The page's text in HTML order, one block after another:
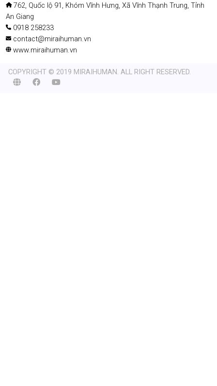
762, Quốc lộ 91, Khóm Vĩnh Hưng, Xã Vĩnh Thạnh Trung, Tỉnh
An Giang
0918 258233
contact@miraihuman.vn
www.miraihuman.vn
COPYRIGHT © 2019 MIRAIHUMAN. ALL RIGHT RESERVED.